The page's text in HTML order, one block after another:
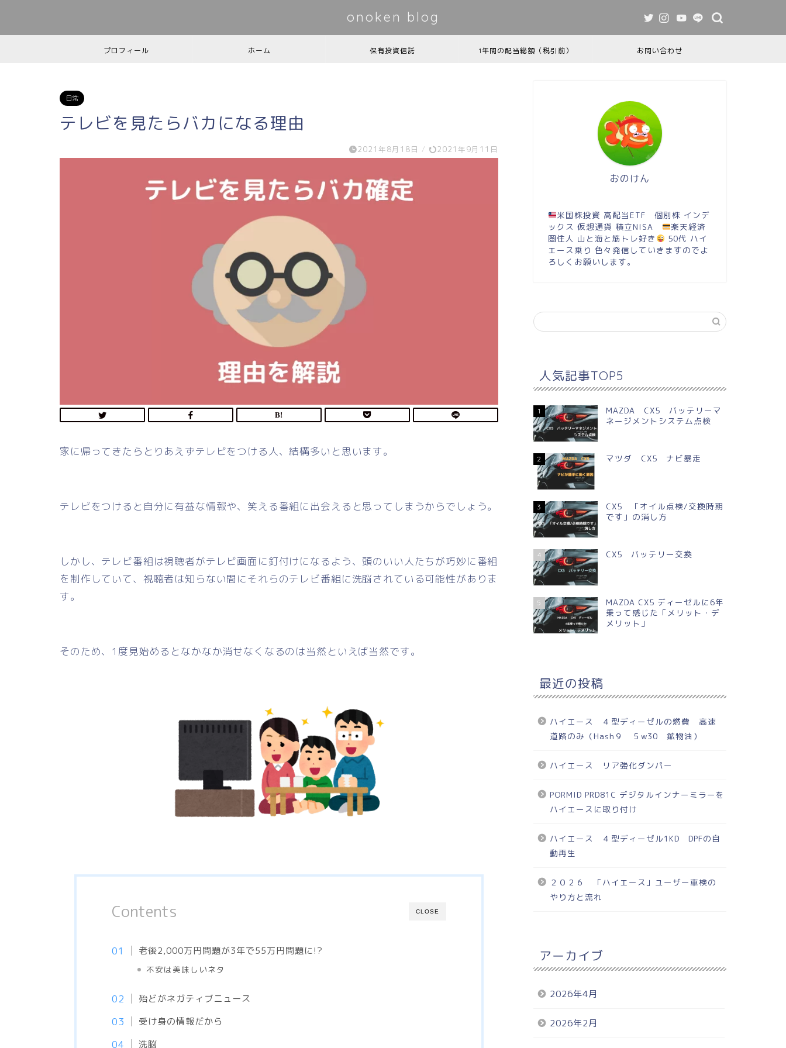
onoken blog
プロフィール ホーム 保有投資信託 1年間の配当総額（税引前） お問い合わせ
日常
テレビを見たらバカになる理由
2021年8月18日 / 2021年9月11日
家に帰ってきたらとりあえずテレビをつける人、結構多いと思います。
テレビをつけると自分に有益な情報や、笑える番組に出会えると思ってしまうからでしょう。
しかし、テレビ番組は視聴者がテレビ画面に釘付けになるよう、頭のいい人たちが巧妙に番組
を制作していて、視聴者は知らない間にそれらのテレビ番組に洗脳されている可能性がありま
す。
そのため、1度見始めるとなかなか消せなくなるのは当然といえば当然です。
CLOSE
Contents
老後2,000万円問題が3年で55万円問題に!?
不安は美味しいネタ
殆どがネガティブニュース
受け身の情報だから
洗脳
おのけん
米国株投資 高配当ETF 個別株 インデ
ックス 仮想通貨 積立NISA
楽天経済
圏住人 山と海と筋トレ好き
50代 ハイ
エース乗り 色々発信していきますのでよ
ろしくお願いします。
人気記事TOP5
1
MAZDA CX5 バッテリーマ
ネージメントシステム点検
2 マツダ CX5 ナビ暴走
3
CX5 「オイル点検/交換時期
です」の消し方
4 CX5 バッテリー交換
5
MAZDA CX5 ディーゼルに6年
乗って感じた「メリット・デ
メリット」
最近の投稿
ハイエース ４型ディーゼルの燃費 高速
道路のみ（Hash９ ５w30 鉱物油）
ハイエース リア強化ダンパー
PORMID PRD81C デジタルインナーミラーを
ハイエースに取り付け
ハイエース ４型ディーゼル1KD DPFの自
動再生
２０２６ 「ハイエース」ユーザー車検の
やり方と流れ
アーカイブ
2026年4月
2026年2月